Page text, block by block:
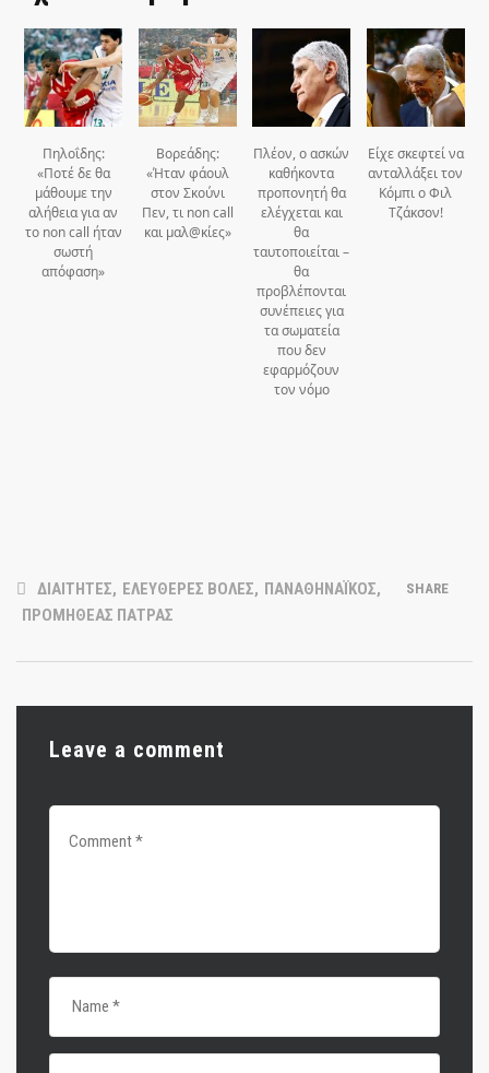
Πηλοΐδης:
«Ποτέ δε θα
μάθουμε την
αλήθεια για αν
το non call ήταν
σωστή
απόφαση»
Βορεάδης:
«Ήταν φάουλ
στον Σκούνι
Πεν, τι non call
και μαλ@κίες»
Πλέον, ο ασκών
καθήκοντα
προπονητή θα
ελέγχεται και
θα
ταυτοποιείται –
θα
προβλέπονται
συνέπειες για
τα σωματεία
που δεν
εφαρμόζουν
τον νόμο
Είχε σκεφτεί να
ανταλλάξει τον
Κόμπι ο Φιλ
Τζάκσον!
ΔΙΑΙΤΗΤΕΣ, ΕΛΕΥΘΕΡΕΣ ΒΟΛΕΣ, ΠΑΝΑΘΗΝΑΪΚΟΣ,
ΠΡΟΜΗΘΕΑΣ ΠΑΤΡΑΣ
SHARE
Leave a comment